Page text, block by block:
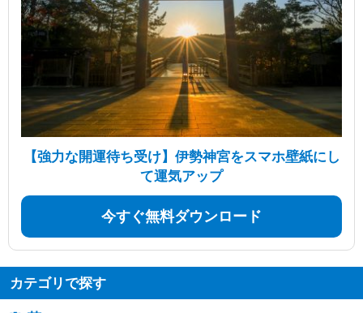
【強力な開運待ち受け】伊勢神宮をスマホ壁紙にし
て運気アップ
今すぐ無料ダウンロード
カテゴリで探す